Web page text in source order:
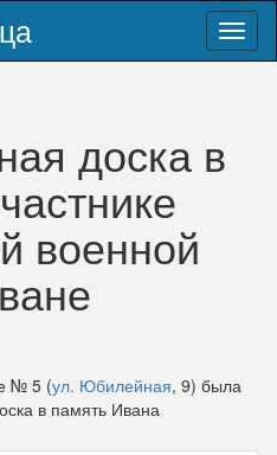
доска в
военной
№ 5 (ул. Юбилейная, 9) была
в память Ивана